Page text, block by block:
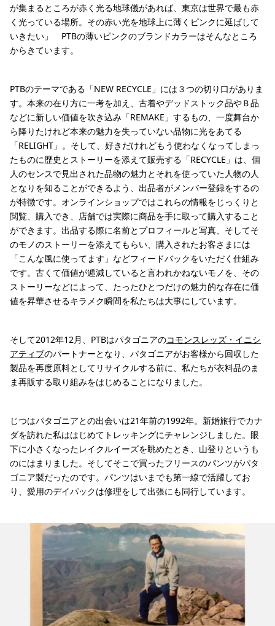
が集まるところが赤く光る地球儀があれば、東京は世界で最も赤
く光っている場所。その赤い光を地球上に薄くピンクに延ばして
いきたい」 PTBの薄いピンクのブランドカラーはそんなところ
からきています。
PTBのテーマである「NEW RECYCLE」には３つの切り口がありま
す。本来の在り方に一考を加え、古着やデッドストック品やＢ品
などに新しい価値を吹き込み「REMAKE」するもの、一度舞台か
ら降りたけれど本来の魅力を失っていない品物に光をあてる
「RELIGHT」。そして、好きだけれどもう使わなくなってしまっ
たものに歴史とストーリーを添えて販売する「RECYCLE」は、個
人のセンスで見出された品物の魅力とそれを使っていた人物の人
となりを知ることができるよう、出品者がメンバー登録をするの
が特徴です。オンラインショップではこれらの情報をじっくりと
閲覧、購入でき、店舗では実際に商品を手に取って購入すること
ができます。出品する際に名前とプロフィールと写真、そしてそ
のモノのストーリーを添えてもらい、購入されたお客さまには
「こんな風に使ってます」などフィードバックをいただく仕組み
です。古くて価値が逓減していると言われかねないモノを、その
ストーリーなどによって、たったひとつだけの魅力的な存在に価
値を昇華させるキラメク瞬間を私たちは大事にしています。
そして2012年12月、PTBはパタゴニアのコモンスレッズ・イニシ
アティブのパートナーとなり、パタゴニアがお客様から回収した
製品を再度原料としてリサイクルする前に、私たちが衣料品のま
ま再販する取り組みをはじめることになりました。
じつはパタゴニアとの出会いは21年前の1992年。新婚旅行でカナ
ダを訪れた私ははじめてトレッキングにチャレンジしました。眼
下に小さくなったレイクルイーズを眺めたとき、山登りというも
のにはまりました。そしてそこで買ったフリースのパンツがパタ
ゴニア製だったのです。パンツはいまでも第一線で活躍してお
り、愛用のデイパックは修理をして出張にも同行しています。